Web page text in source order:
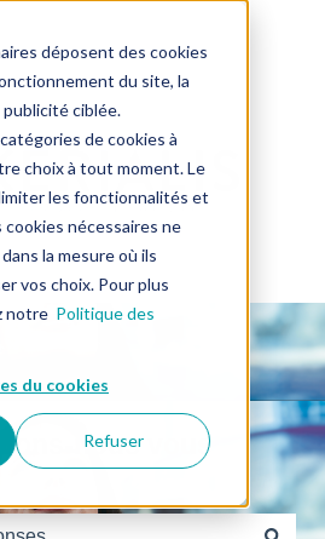
déposent des cookies
du site, la
publicité ciblée.
de cookies à
choix à tout moment. Le
les fonctionnalités et
nécessaires ne
la mesure où ils
vos choix. Pour plus
notre Politique des
du cookies
Refuser
nous vous